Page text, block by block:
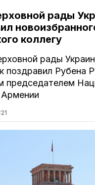
рады
коллегу
рады
поздравил Рубена
председателем